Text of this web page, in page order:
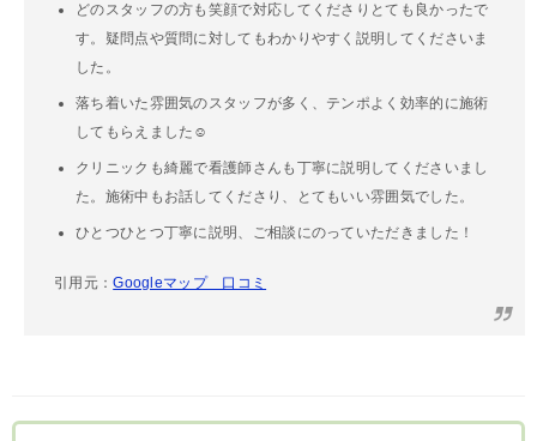
どのスタッフの方も笑顔で対応してくださりとても良かったで
す。疑問点や質問に対してもわかりやすく説明してくださいま
した。
落ち着いた雰囲気のスタッフが多く、テンポよく効率的に施術
してもらえました☺️
クリニックも綺麗で看護師さんも丁寧に説明してくださいまし
た。施術中もお話してくださり、とてもいい雰囲気でした。
ひとつひとつ丁寧に説明、ご相談にのっていただきました！
引用元：Googleマップ 口コミ